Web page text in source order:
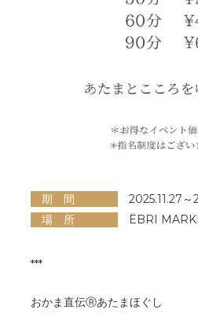
期 間
2025.11.27～
場 所
ËBRI
***
おかま直伝Ⓡあたまほぐし